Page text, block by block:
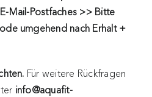
Mail-Postfaches >> Bitte
umgehend nach Erhalt +
Für weitere Rückfragen
info@aquafit-